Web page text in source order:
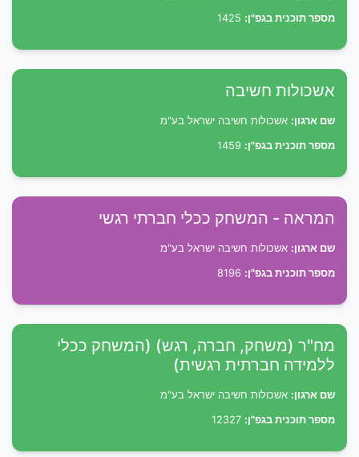
מספר תוכנית בגפ"ן:
אשכולות חשיבה
שם ארגון: אשכולות חשיבה ישראל בע"מ
מספר תוכנית בגפ"ן:
המראה - המשחק ככלי חברתי רגשי
שם ארגון: אשכולות חשיבה ישראל בע"מ
מספר תוכנית בגפ"ן:
מח"ר (משחק, חברה, רגש) (המשחק ככלי
ללמידה חברתית רגשית)
שם ארגון: אשכולות חשיבה ישראל בע"מ
מספר תוכנית בגפ"ן: